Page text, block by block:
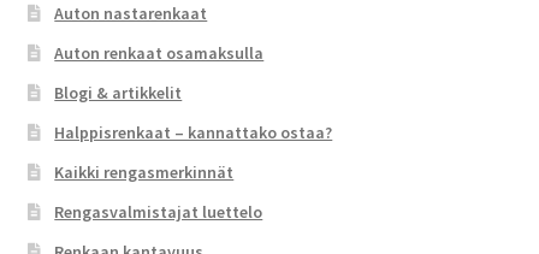
Auton nastarenkaat
Auton renkaat osamaksulla
Blogi & artikkelit
Halppisrenkaat – kannattako ostaa?
Kaikki rengasmerkinnät
Rengasvalmistajat luettelo